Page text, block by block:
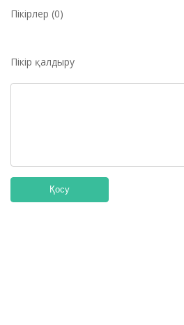
Пікірлер (0)
Пікір қалдыру
Қосу